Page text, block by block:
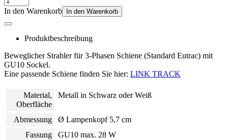
In den Warenkorb In den Warenkorb
Produktbeschreibung
Beweglicher Strahler für 3-Phasen Schiene (Standard Eutrac) mit
GU10 Sockel.
Eine passende Schiene finden Sie hier: LINK TRACK
Material,
Oberfläche
Metall in Schwarz oder Weiß
Abmessung
Ø Lampenkopf 5,7 cm
Fassung
GU10 max. 28 W